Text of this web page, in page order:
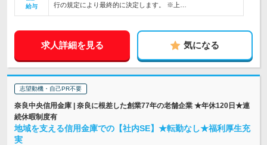
給与
行の規定により最終的に決定します。 ※上…
求人詳細を見る 気になる
志望動機・自己PR不要
奈良中央信用金庫 | 奈良に根差した創業77年の老舗企業 ★年休120日★連
続休暇制度有
地域を支える信用金庫での【社内SE】★転勤なし★福利厚生充
実